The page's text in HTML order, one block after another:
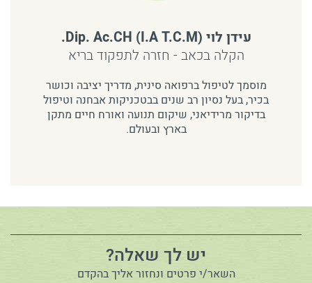
עידן לוי (Dip. Ac.CH (I.A T.C.M.
הקלה בכאב - חזרה לתפקוד בריא
מוסמך לטיפול ברפואה סינית, מדריך יציבה וכושר
בכיר, בעל נסיון רב שנים בבטכניקות אבחנה וטיפול
בדיקור מרידיאני, שיקום תנועה ואורח חיים מתקן
בארץ ובעולם.
יש לך שאלה?
השאר/י פרטים ונחזור אליך בהקדם